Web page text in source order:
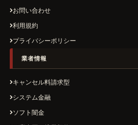
お問い合わせ
利用規約
プライバシーポリシー
業者情報
キャンセル料請求型
システム金融
ソフト闇金